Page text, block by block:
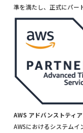
準を満たし、正式にパー
AWS アドバンストティ
AWSにおけるシステム